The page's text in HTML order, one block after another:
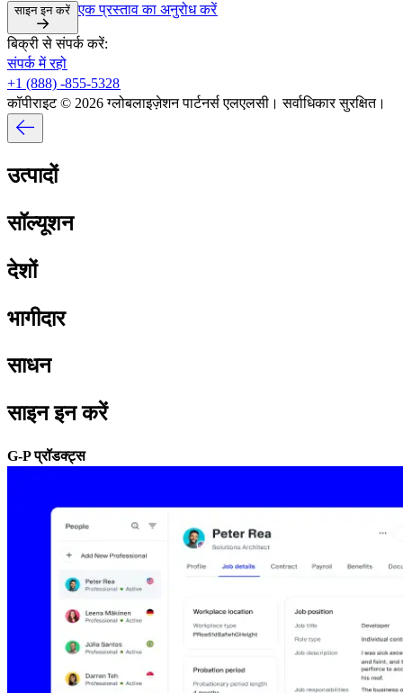
साइन इन करें​​ एक प्रस्ताव का अनुरोध करें​​
बिक्री से संपर्क करें:​​
संपर्क में रहो​​
+1 (888) -855-5328​​
कॉपीराइट © 2026 ग्लोबलाइज़ेशन पार्टनर्स एलएलसी। सर्वाधिकार सुरक्षित।​​
उत्पादों​​
सॉल्यूशन​​
देशों​​
भागीदार​​
साधन​​
साइन इन करें​​
G-P प्रॉडक्ट्स​​